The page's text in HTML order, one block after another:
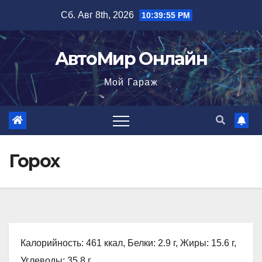
содержимому
Сб. Авг 8th, 2026 10:39:56 PM
АвтоМир Онлайн
Мой Гараж
Горох
Калорийность: 461 ккал, Белки: 2.9 г, Жиры: 15.6 г,